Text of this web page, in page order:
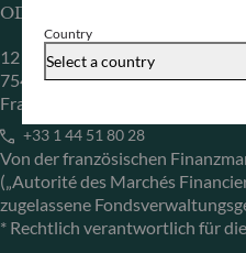
Country
Select a country
ODDO BHF Asset Management
12 boulevard de la Madeleine
75440 Paris Cedex 09
Frankreich
+33 1 44 51 80 28
Von der französischen
(„Autorité des Marchés
zugelassene
* Rechtlich verantwortlich für